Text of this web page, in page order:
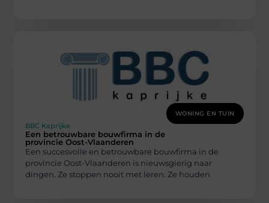
WONING EN TUIN
BBC Kaprijke
Een betrouwbare bouwfirma in de
provincie Oost-Vlaanderen
Een succesvolle en betrouwbare bouwfirma in de
provincie Oost-Vlaanderen is nieuwsgierig naar
dingen. Ze stoppen nooit met leren. Ze houden